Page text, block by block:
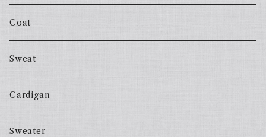
Coat
Sweat
Cardigan
Sweater